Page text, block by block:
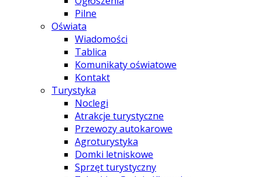
Pilne
Oświata
Wiadomości
Tablica
Komunikaty oświatowe
Kontakt
Turystyka
Noclegi
Atrakcje turystyczne
Przewozy autokarowe
Agroturystyka
Domki letniskowe
Sprzęt turystyczny